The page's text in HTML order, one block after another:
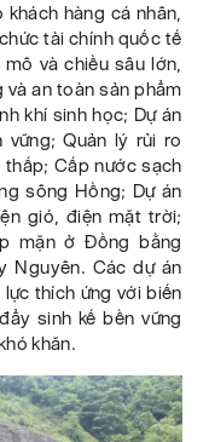
hàng cá nhân,
tài chính quốc tế
và chiều sâu lớn,
an toàn sản phẩm
khí sinh học; Dự án
vững; Quản lý rủi ro
Cấp nước sạch
sông Hồng; Dự án
gió, điện mặt trời;
mặn ở Đồng bằng
Nguyên. Các dự án
thích ứng với biến
sinh kế bền vững
khăn.